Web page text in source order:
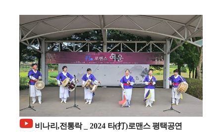
비나리,전통락 _ 2024 타(打)로맨스 평택공연